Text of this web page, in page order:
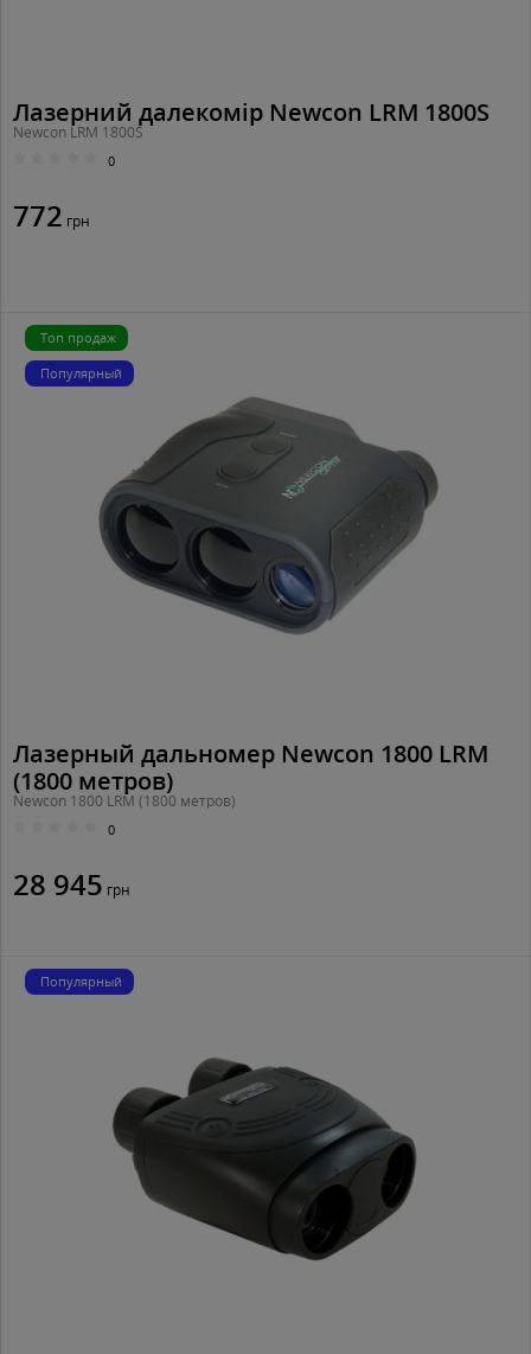
Лазерний далекомір Newcon LRM 1800S
Newcon LRM 1800S
0
772 грн
Топ продаж
Популярный
Лазерный дальномер Newcon 1800 LRM
(1800 метров)
Newcon 1800 LRM (1800 метров)
0
28 945 грн
Популярный